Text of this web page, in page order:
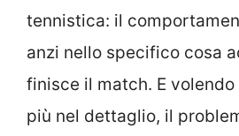
tennistica: il
anzi nello specifico cosa
finisce il match. E
più nel dettaglio, il